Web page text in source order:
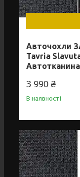
Авточохли
Tavria
Автотканина
3 990 ₴
В наявності